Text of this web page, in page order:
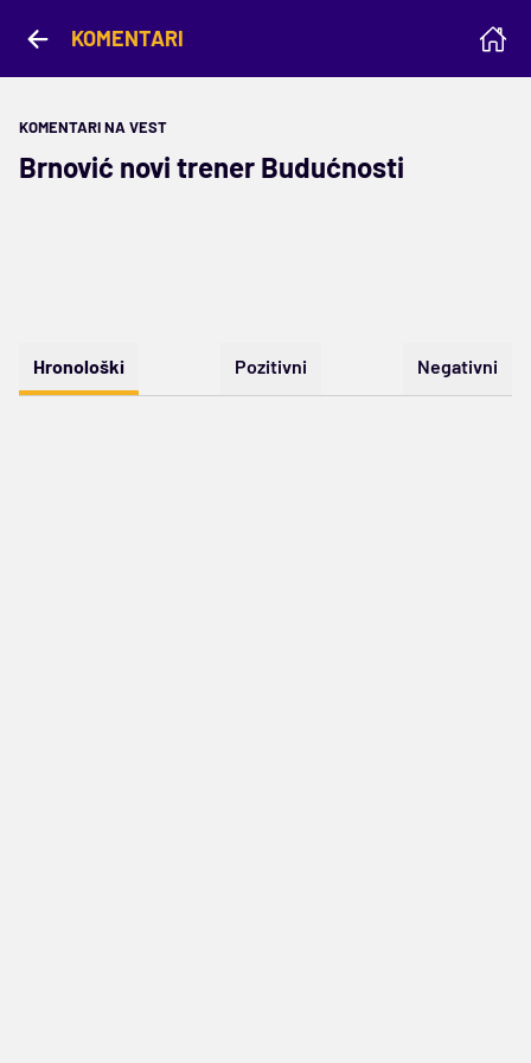
KOMENTARI
KOMENTARI NA VEST
Brnović novi trener Budućnosti
Hronološki Pozitivni Negativni